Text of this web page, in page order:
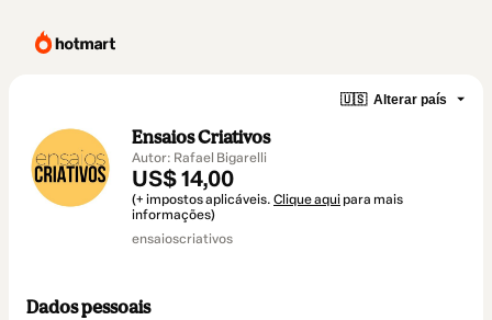
🇺🇸 Alterar país
Ensaios Criativos
Autor: Rafael Bigarelli
US$ 14,00
(+ impostos aplicáveis. Clique aqui para mais
informações)
ensaioscriativos
Dados pessoais